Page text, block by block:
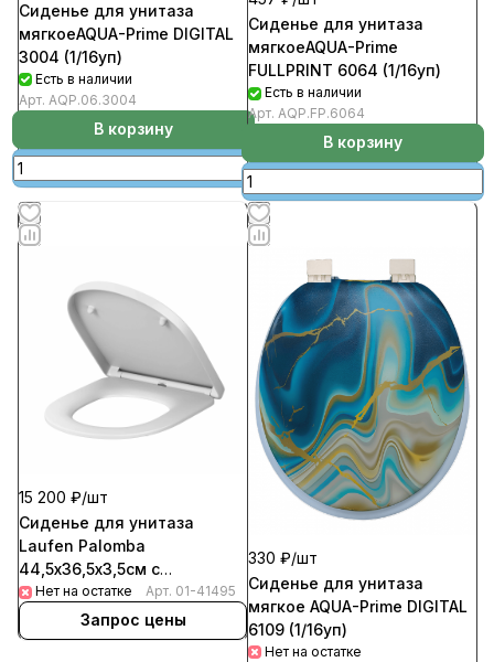
Сиденье для унитаза
мягкоеAQUA-Prime DIGITAL
3004 (1/16уп)
Есть в наличии
Арт. AQP.06.3004
В корзину
Сиденье для унитаза
мягкоеAQUA-Prime
FULLPRINT 6064 (1/16уп)
Есть в наличии
Арт. AQP.FP.6064
В корзину
15 200 ₽/шт
Сиденье для унитаза
Laufen Palomba
44,5х36,5х3,5см с
микролифтом
Нет на остатке Арт. 01-41495
Запрос цены
330 ₽/шт
Сиденье для унитаза
мягкое AQUA-Prime DIGITAL
6109 (1/16уп)
Нет на остатке